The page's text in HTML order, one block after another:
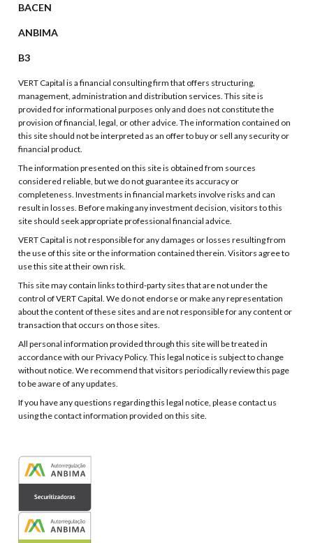
BACEN
ANBIMA
B3
VERT Capital is a financial consulting firm that offers structuring,
management, administration and distribution services. This site is
provided for informational purposes only and does not constitute the
provision of financial, legal, or other advice. The information contained on
this site should not be interpreted as an offer to buy or sell any security or
financial product.
The information presented on this site is obtained from sources
considered reliable, but we do not guarantee its accuracy or
completeness. Investments in financial markets involve risks and can
result in losses. Before making any investment decision, visitors to this
site should seek appropriate professional financial advice.
VERT Capital is not responsible for any damages or losses resulting from
the use of this site or the information contained therein. Visitors agree to
use this site at their own risk.
This site may contain links to third-party sites that are not under the
control of VERT Capital. We do not endorse or make any representation
about the content of these sites and are not responsible for any content or
transaction that occurs on those sites.
All personal information provided through this site will be treated in
accordance with our Privacy Policy. This legal notice is subject to change
without notice. We recommend that visitors periodically review this page
to be aware of any updates.
If you have any questions regarding this legal notice, please contact us
using the contact information provided on this site.